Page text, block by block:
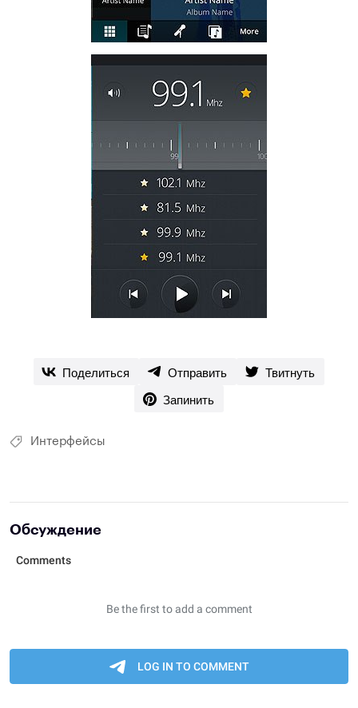
Поделиться Отправить
Твитнуть
Запинить
Интерфейсы
Обсуждение